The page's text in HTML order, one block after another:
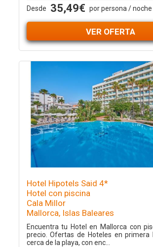
Desde 35,49€ por persona / noche
VER OFERTA
Hotel Hipotels Said 4*
Hotel con piscina
Cala Millor
Mallorca, Islas Baleares
Encuentra tu Hotel en Mallorca con
precio. Ofertas de Hoteles en primera
cerca de la playa, con enc...